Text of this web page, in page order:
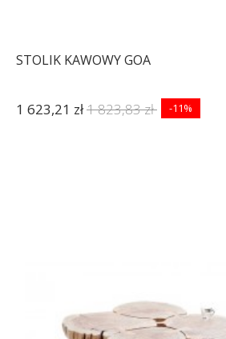
STOLIK KAWOWY GOA
1 623,21 zł1 823,83 zł -11%